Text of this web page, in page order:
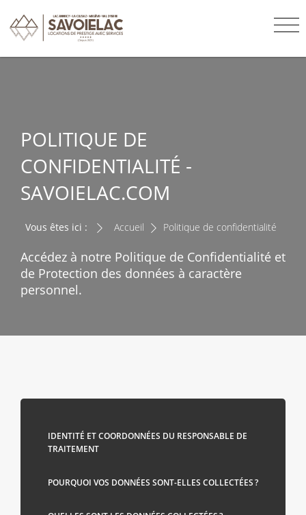
POLITIQUE DE
CONFIDENTIALITÉ -
SAVOIELAC.COM
Vous êtes ici : Accueil Politique de confidentialité
Accédez à notre Politique de Confidentialité et
de Protection des données à caractère
personnel.
IDENTITÉ ET COORDONNÉES DU RESPONSABLE DE
TRAITEMENT
POURQUOI VOS DONNÉES SONT-ELLES COLLECTÉES ?